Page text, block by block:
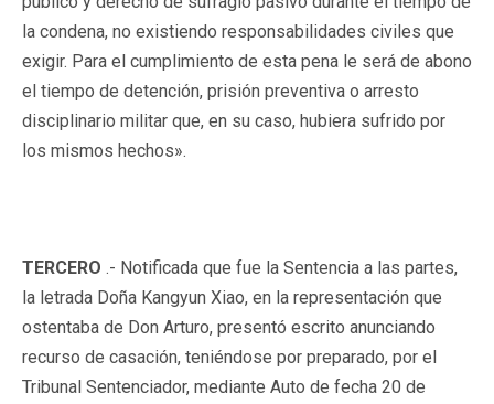
la condena, no existiendo responsabilidades civiles que
exigir. Para el cumplimiento de esta pena le será de abono
el tiempo de detención, prisión preventiva o arresto
disciplinario militar que, en su caso, hubiera sufrido por
los mismos hechos».
TERCERO .- Notificada que fue la Sentencia a las partes,
la letrada Doña Kangyun Xiao, en la representación que
ostentaba de Don Arturo, presentó escrito anunciando
recurso de casación, teniéndose por preparado, por el
Tribunal Sentenciador, mediante Auto de fecha 20 de